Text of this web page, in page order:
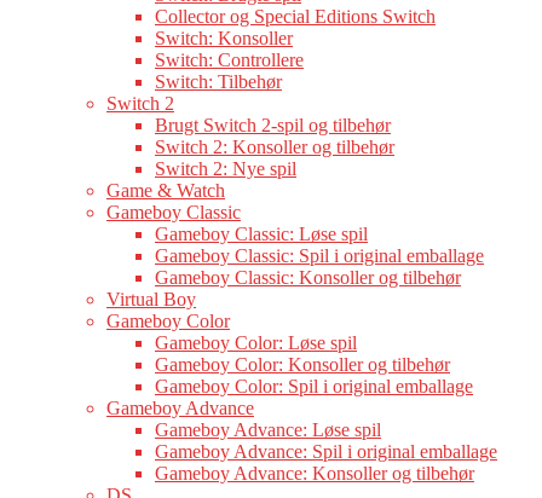
Collector og Special Editions Switch
Switch: Konsoller
Switch: Controllere
Switch: Tilbehør
Switch 2
Brugt Switch 2-spil og tilbehør
Switch 2: Konsoller og tilbehør
Switch 2: Nye spil
Game & Watch
Gameboy Classic
Gameboy Classic: Løse spil
Gameboy Classic: Spil i original emballage
Gameboy Classic: Konsoller og tilbehør
Virtual Boy
Gameboy Color
Gameboy Color: Løse spil
Gameboy Color: Konsoller og tilbehør
Gameboy Color: Spil i original emballage
Gameboy Advance
Gameboy Advance: Løse spil
Gameboy Advance: Spil i original emballage
Gameboy Advance: Konsoller og tilbehør